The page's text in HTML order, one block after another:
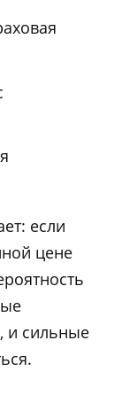
если
цене
и сильные